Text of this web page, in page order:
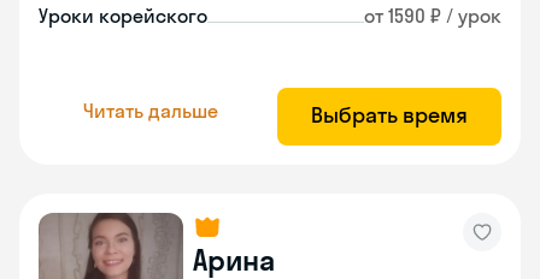
Уроки корейского от 1590 ₽ / урок
Читать дальше Выбрать время
Арина